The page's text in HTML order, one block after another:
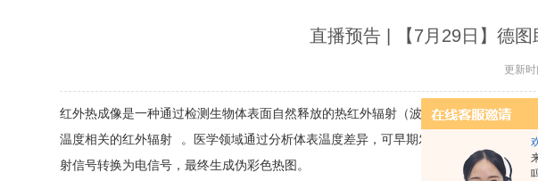
直播预告 | 【7月29日】德
更新
红外热成像是一种通过检测生物体表面自然释放的热红外辐射（波长0.7~1000μm）生
温度相关的红外辐射
。医学领域通过分析体表温度差异，可早期发现0.025℃级微小
射信号转换为电信号，最终生成伪彩色热图。